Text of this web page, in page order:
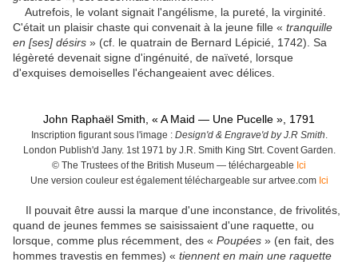
Autrefois, le volant signait l'angélisme, la pureté, la virginité.
C'était un plaisir chaste qui convenait à la jeune fille « tranquille
en [ses] désirs » (cf. le quatrain de Bernard Lépicié, 1742). Sa
légèreté devenait signe d'ingénuité, de naïveté, lorsque
d'exquises demoiselles l'échangeaient avec délices.
John Raphaël Smith, « A Maid — Une Pucelle », 1791
Inscription figurant sous l'image : Design'd & Engrave'd by J.R Smith.
London Publish'd Jany. 1st 1971 by J.R. Smith King Strt. Covent Garden.
© The Trustees of the British Museum — téléchargeable Ici
Une version couleur est également téléchargeable sur artvee.com Ici
Il pouvait être aussi la marque d'une inconstance, de frivolités,
quand de jeunes femmes se saisissaient d'une raquette, ou
lorsque, comme plus récemment, des « Poupées » (en fait, des
hommes travestis en femmes) « tiennent en main une raquette